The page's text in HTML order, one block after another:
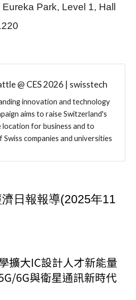
Eureka Park, Level 1, Hall
@ CES 2026 | swisstech
innovation and technology
aims to raise Switzerland's
for business and to
companies and universities
日報報導(2025年11